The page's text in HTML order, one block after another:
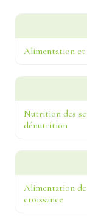
Alimentation et
Nutrition des
dénutrition
Alimentation de
croissance